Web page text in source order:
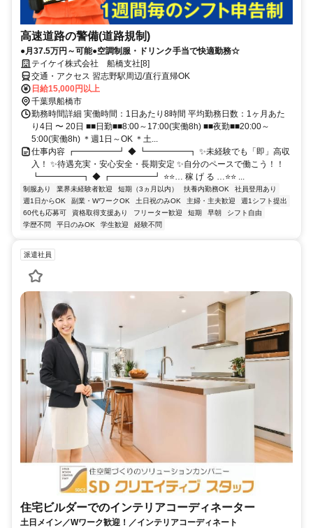
高速道路の警備(道路規制)
●月37.5万円～可能●空調制服・ドリンク手当で快適勤務☆
テイケイ株式会社 船橋支社[8]
交通・アクセス 習志野駅周辺/直行直帰OK
日給15,000円以上
千葉県船橋市
勤務時間詳細 実働時間：1日あたり8時間 平均勤務日数：1ヶ月あた
り4日 〜 20日 ■■日勤■■8:00～17:00(実働8h) ■■夜勤■■20:00～
5:00(実働8h) ＊週1日～OK ＊土...
仕事内容 ┏━━━━━┛ ◆ ┗━━━━━┓ ✨未経験でも「即」高収
入！ ✨待遇充実・安心安全・長期安定 ✨自分のペースで働こう！！
┗━━━━━┓ ◆ ┏━━━━━┛ ⭐⭐… 稼 げ る …⭐⭐ ...
制服あり 業界未経験者歓迎 短期（3ヵ月以内） 扶養内勤務OK
社員登用あり
週1日からOK
副業・WワークOK 土日祝のみOK 主婦・主夫歓迎
週1シフト提出
60代も応募可
資格取得支援あり フリーター歓迎 短期 早朝
シフト自由
学歴不問
平日のみOK 学生歓迎 経験不問
派遣社員
住宅ビルダーでのインテリアコーディネーター
土日メイン／Wワーク歓迎！／インテリアコーディネート